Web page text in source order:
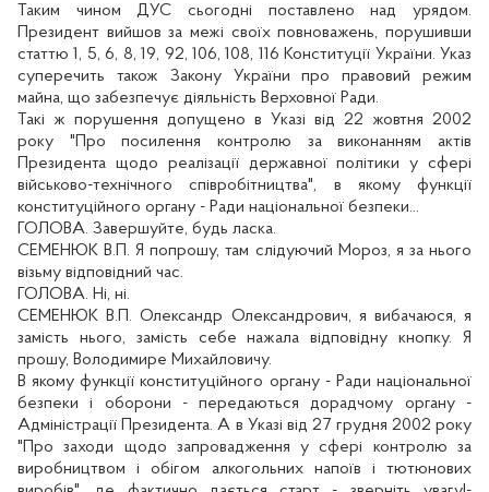
Таким чином ДУС сьогодні поставлено над урядом.
Президент вийшов за межі своїх повноважень, порушивши
статтю 1, 5, 6, 8, 19, 92, 106, 108, 116 Конституції України. Указ
суперечить також Закону України про правовий режим
майна, що забезпечує діяльність Верховної Ради.
Такі ж порушення допущено в Указі від 22 жовтня 2002
року "Про посилення контролю за виконанням актів
Президента щодо реалізації державної політики у сфері
військово-технічного співробітництва", в якому функції
конституційного органу - Ради національної безпеки...
ГОЛОВА. Завершуйте, будь ласка.
СЕМЕНЮК В.П. Я попрошу, там слідуючий Мороз, я за нього
візьму відповідний час.
ГОЛОВА. Ні, ні.
СЕМЕНЮК В.П. Олександр Олександрович, я вибачаюся, я
замість нього, замість себе нажала відповідну кнопку. Я
прошу, Володимире Михайловичу.
В якому функції конституційного органу - Ради національної
безпеки і оборони - передаються дорадчому органу -
Адміністрації Президента. А в Указі від 27 грудня 2002 року
"Про заходи щодо запровадження у сфері контролю за
виробництвом і обігом алкогольних напоїв і тютюнових